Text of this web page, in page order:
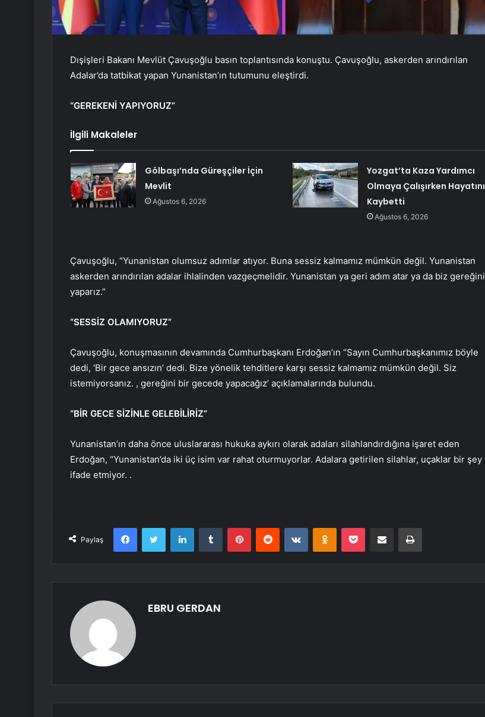
Dışişleri Bakanı Mevlüt Çavuşoğlu basın toplantısında konuştu. Çavuşoğlu, askerden arındırılan
Adalar’da tatbikat yapan Yunanistan’ın tutumunu eleştirdi.
“GEREKENİ YAPIYORUZ”
İlgili Makaleler
Gölbaşı’nda Güreşçiler İçin
Mevlit
Ağustos 6, 2026
Yozgat’ta Kaza Yardımcı
Olmaya Çalışırken Hayatını
Kaybetti
Ağustos 6, 2026
Çavuşoğlu, “Yunanistan olumsuz adımlar atıyor. Buna sessiz kalmamız mümkün değil. Yunanistan
askerden arındırılan adalar ihlalinden vazgeçmelidir. Yunanistan ya geri adım atar ya da biz gereğini
yaparız.”
“SESSİZ OLAMIYORUZ”
Çavuşoğlu, konuşmasının devamında Cumhurbaşkanı Erdoğan’ın “Sayın Cumhurbaşkanımız böyle
dedi, ‘Bir gece ansızın’ dedi. Bize yönelik tehditlere karşı sessiz kalmamız mümkün değil. Siz
istemiyorsanız. , gereğini bir gecede yapacağız’ açıklamalarında bulundu.
“BİR GECE SİZİNLE GELEBİLİRİZ”
Yunanistan’ın daha önce uluslararası hukuka aykırı olarak adaları silahlandırdığına işaret eden
Erdoğan, “Yunanistan’da iki üç isim var rahat oturmuyorlar. Adalara getirilen silahlar, uçaklar bir şey
ifade etmiyor. .
Paylaş
FacebookTwitter LinkedInTumblr PinterestReddit VKontakteOdnoklassniki
Pocket E-Posta ile paylaş Yazdır
EBRU GERDAN